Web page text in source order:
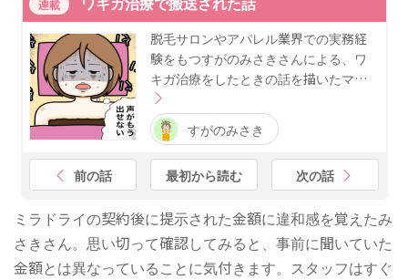
連載
脱毛サロンやアパレル業界での実務経
験をもつすがのみさきさんによる、ワ
キガ治療をしたときの話を描いたマ…
すがのみさき
前の話 最初から読む 次の話
ミラドライの契約後に提示された金額に違和感を覚えたみ
さきさん。思い切って確認してみると、事前に聞いていた
金額とは異なっていることに気付きます。スタッフはすぐ